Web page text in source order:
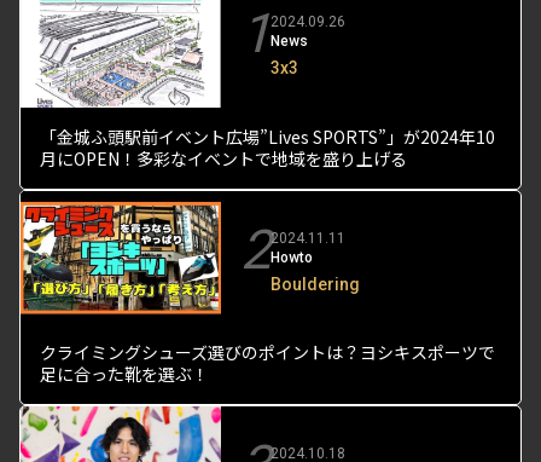
12024.09.26
News
3x3
「金城ふ頭駅前イベント広場”Lives SPORTS”」が2024年10
月にOPEN！多彩なイベントで地域を盛り上げる
22024.11.11
Howto
Bouldering
クライミングシューズ選びのポイントは？ヨシキスポーツで
足に合った靴を選ぶ！
2024.10.18